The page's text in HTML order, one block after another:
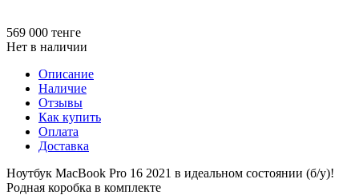
569 000 тенге
Нет в наличии
Описание
Наличие
Отзывы
Как купить
Оплата
Доставка
Ноутбук MacBook Pro 16 2021 в идеальном состоянии (б/у)!
Родная коробка в комплекте